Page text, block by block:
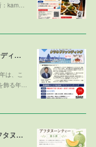
kam…
青森開港400年記念碑クラウドファンディング
は、こ
飾る年…
企画委員会主催「メロンづくしのアフタヌーンティー 第５弾 ～メロンで残暑を乗り切ろう～」参加者募集！